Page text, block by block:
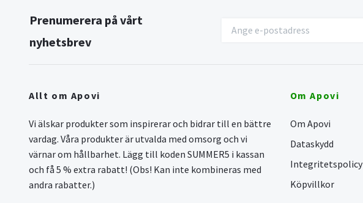
Prenumerera på vårt
nyhetsbrev
Allt om Apovi
Vi älskar produkter som inspirerar och bidrar till en bättre
vardag. Våra produkter är utvalda med omsorg och vi
värnar om hållbarhet. Lägg till koden SUMMER5 i kassan
och få 5 % extra rabatt! (Obs! Kan inte kombineras med
andra rabatter.)
Om Apovi
Om Apovi
Dataskydd
Integritetspolicy
Köpvillkor